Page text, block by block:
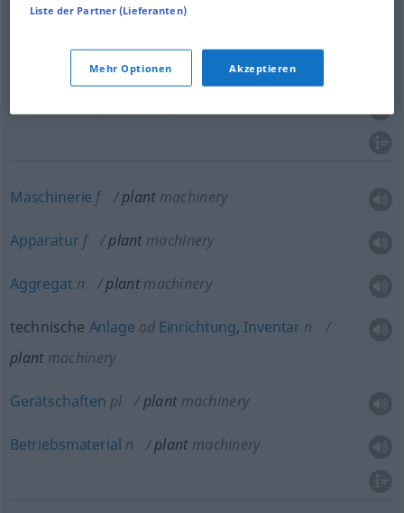
Werkn plant factory, works
plant factory, works
Maschinerie f plant machinery
Apparatur f plant machinery
Aggregat n plant machinery
technische Anlage odEinrichtung, Inventar n
plant machinery
Gerätschaften pl plant machinery
Betriebsmaterial n plant machinery
Liste der Partner (Lieferanten)
Mehr Optionen Akzeptieren